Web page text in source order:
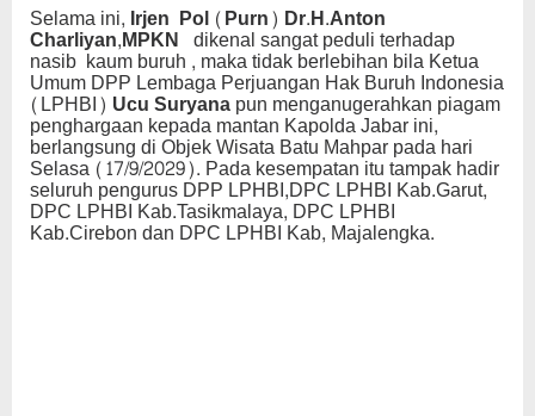
Selama ini, Irjen Pol (Purn) Dr.H.Anton
Charliyan,MPKN dikenal sangat peduli terhadap
nasib kaum buruh , maka tidak berlebihan bila Ketua
Umum DPP Lembaga Perjuangan Hak Buruh Indonesia
(LPHBI) Ucu Suryanapun menganugerahkan piagam
penghargaan kepada mantan Kapolda Jabar ini,
berlangsung di Objek Wisata Batu Mahpar pada hari
Selasa (17/9/2029). Pada kesempatan itu tampak hadir
seluruh pengurus DPP LPHBI,DPC LPHBI Kab.Garut,
DPC LPHBI Kab.Tasikmalaya, DPC LPHBI
Kab.Cirebon dan DPC LPHBI Kab, Majalengka.